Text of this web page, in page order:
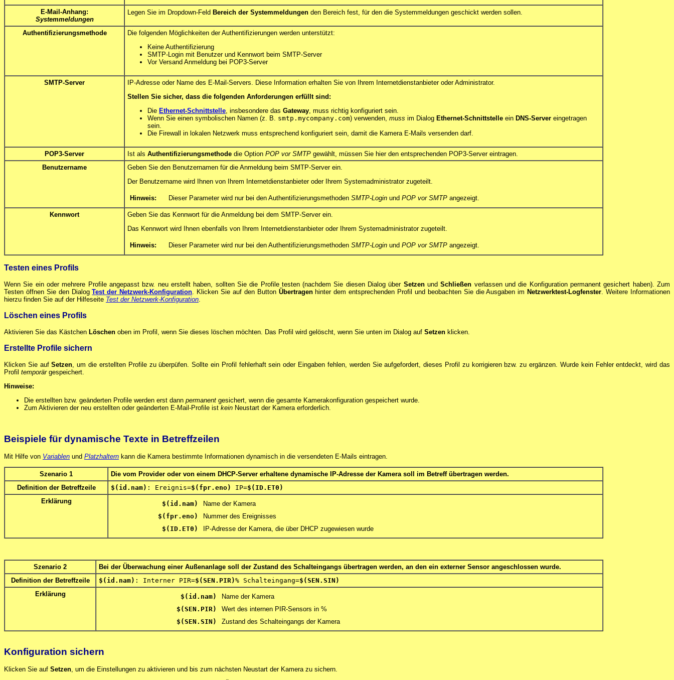
E-Mail-Anhang:
Systemmeldungen
Legen Sie im Dropdown-Feld Bereich der Systemmeldungen den Bereich fest, für den die Systemmeldungen geschickt werden sollen.
Authentifizierungsmethode
Die folgenden Möglichkeiten der Authentifizierungen werden unterstützt:
Keine Authentifizierung
SMTP-Login mit Benutzer und Kennwort beim SMTP-Server
Vor Versand Anmeldung bei POP3-Server
SMTP-Server
IP-Adresse oder Name des E-Mail-Servers. Diese Information erhalten Sie von Ihrem Internetdienstanbieter oder Administrator.
Stellen Sie sicher, dass die folgenden Anforderungen erfüllt sind:
Die Ethernet-Schnittstelle, insbesondere das Gateway, muss richtig konfiguriert sein.
Wenn Sie einen symbolischen Namen (z. B. smtp.mycompany.com) verwenden, muss im Dialog Ethernet-Schnittstelle ein DNS-Server eingetragen
sein.
Die Firewall in lokalen Netzwerk muss entsprechend konfiguriert sein, damit die Kamera E-Mails versenden darf.
POP3-Server Ist als Authentifizierungsmethode die Option POP vor SMTP gewählt, müssen Sie hier den entsprechenden POP3-Server eintragen.
Benutzername
Geben Sie den Benutzernamen für die Anmeldung beim SMTP-Server ein.
Der Benutzername wird Ihnen von Ihrem Internetdienstanbieter oder Ihrem Systemadministrator zugeteilt.
Hinweis: Dieser Parameter wird nur bei den Authentifizierungsmethoden SMTP-Login und POP vor SMTP angezeigt.
Kennwort
Geben Sie das Kennwort für die Anmeldung bei dem SMTP-Server ein.
Das Kennwort wird Ihnen ebenfalls von Ihrem Internetdienstanbieter oder Ihrem Systemadministrator zugeteilt.
Hinweis: Dieser Parameter wird nur bei den Authentifizierungsmethoden SMTP-Login und POP vor SMTP angezeigt.
Testen eines Profils
Wenn Sie ein oder mehrere Profile angepasst bzw. neu erstellt haben, sollten Sie die Profile testen (nachdem Sie diesen Dialog über SetzenundSchließen verlassen und die Konfiguration permanent gesichert haben). Zum
Testen öffnen Sie den DialogTest der Netzwerk-Konfiguration . Klicken Sie auf den Button Übertragenhinter dem entsprechenden Profil und beobachten Sie die Ausgaben imNetzwerktest-Logfenster . Weitere Informationen
hierzu finden Sie auf der Hilfeseite Test der Netzwerk-Konfiguration
Löschen eines Profils
Aktivieren Sie das Kästchen Löschen oben im Profil, wenn Sie dieses löschen möchten. Das Profil wird gelöscht, wenn Sie unten im Dialog auf Setzen klicken.
Erstellte Profile sichern
Klicken Sie aufSetzen , um die erstellten Profile zu überpüfen. Sollte ein Profil fehlerhaft sein oder Eingaben fehlen, werden Sie aufgefordert, dieses Profil zu korrigieren bzw. zu ergänzen. Wurde kein Fehler entdeckt, wird das
Profil temporärgespeichert.
Hinweise:
Die erstellten bzw. geänderten Profile werden erst dann permanent gesichert, wenn die gesamte Kamerakonfiguration gespeichert wurde.
Zum Aktivieren der neu erstellten oder geänderten E-Mail-Profile ist kein Neustart der Kamera erforderlich.
Beispiele für dynamische Texte in Betreffzeilen
Mit Hilfe von Variablen und Platzhaltern kann die Kamera bestimmte Informationen dynamisch in die versendeten E-Mails eintragen.
Szenario 1
Die vom Provider oder von einem DHCP-Server erhaltene dynamische IP-Adresse der Kamera soll im Betreff übertragen werden.
Definition der Betreffzeile
$(id.nam) : Ereignis=$(fpr.eno) IP=$(ID.ET0)
Erklärung
$(id.nam)
Name der Kamera
$(fpr.eno)
Nummer des Ereignisses
$(ID.ET0)
IP-Adresse der Kamera, die über DHCP zugewiesen wurde
Szenario 2
Bei der Überwachung einer Außenanlage soll der Zustand des Schalteingangs übertragen werden, an den ein externer Sensor angeschlossen wurde.
Definition der Betreffzeile
$(id.nam) : Interner PIR=$(SEN.PIR)% Schalteingang=$(SEN.SIN)
Erklärung
$(id.nam)
Name der Kamera
$(SEN.PIR)
Wert des internen PIR-Sensors in %
$(SEN.SIN)
Zustand des Schalteingangs der Kamera
Konfiguration sichern
Klicken Sie auf Setzen , um die Einstellungen zu aktivieren und bis zum nächsten Neustart der Kamera zu sichern.